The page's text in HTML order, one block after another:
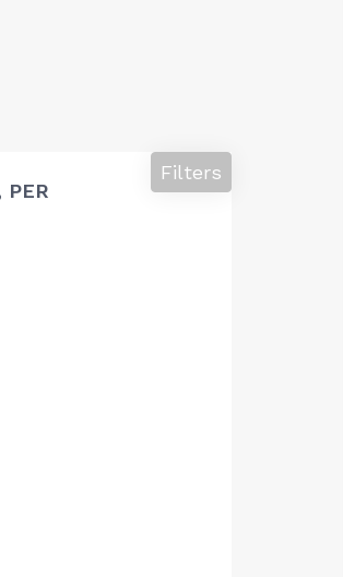
PER
Filters